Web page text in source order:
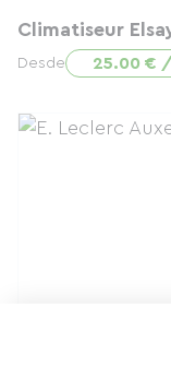
Climatiseur
Desde 25.00 €